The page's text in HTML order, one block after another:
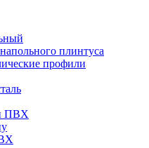
плинтуса
профили
ПВХ